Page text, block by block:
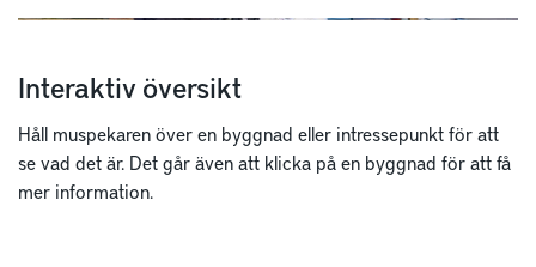
Interaktiv översikt
Håll muspekaren över en byggnad eller intressepunkt för att
se vad det är. Det går även att klicka på en byggnad för att få
mer information.